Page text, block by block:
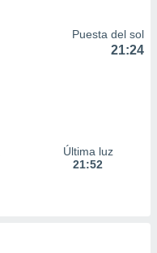
Puesta del sol
21:24
Última luz
21:52